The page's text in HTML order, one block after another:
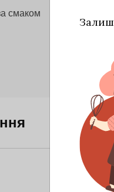
смаком